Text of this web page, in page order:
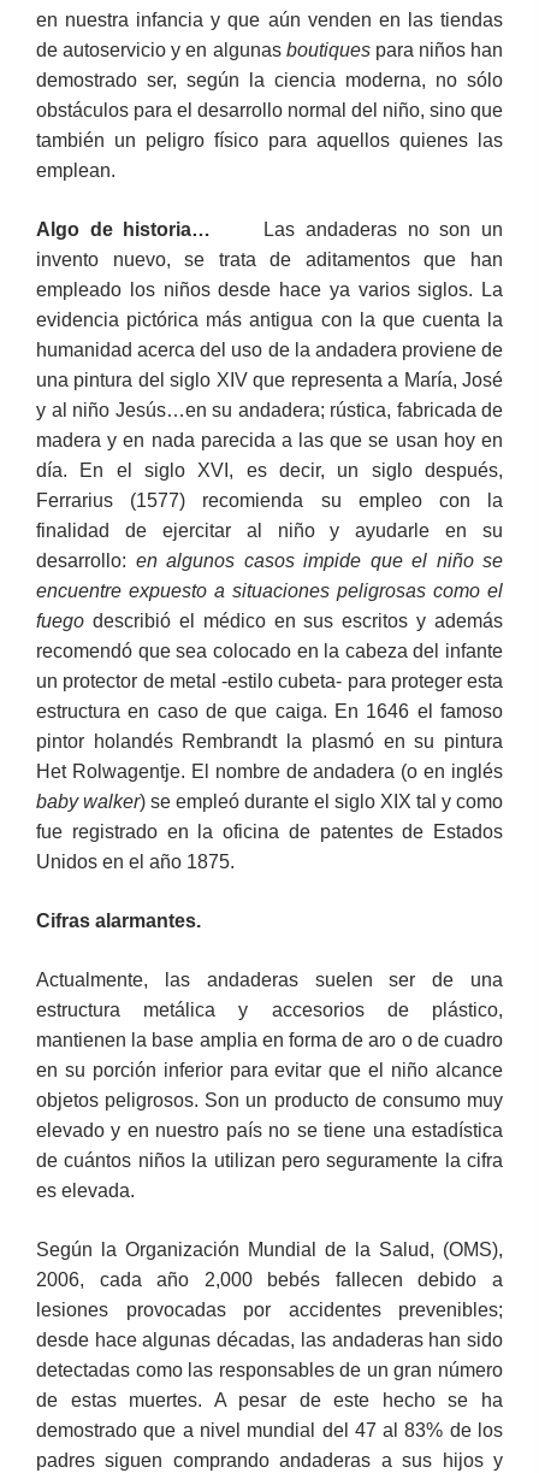
en nuestra infancia y que aún venden en las tiendas
de autoservicio y en algunasboutiquespara niños han
demostrado ser, según la ciencia moderna, no sólo
obstáculos para el desarrollo normal del niño, sino que
también un peligro físico para aquellos quienes las
emplean.
Algo de historia…
Las andaderas no son un
invento nuevo, se trata de aditamentos que han
empleado los niños desde hace ya varios siglos. La
evidencia pictórica más antigua con la que cuenta la
humanidad acerca del uso de la andadera proviene de
una pintura del siglo XIV que representa a María, José
y al niño Jesús…en su andadera; rústica, fabricada de
madera y en nada parecida a las que se usan hoy en
día. En el siglo XVI, es decir, un siglo después,
Ferrarius (1577) recomienda su empleo con la
finalidad de ejercitar al niño y ayudarle en su
desarrollo: en algunos casos impide que el niño se
encuentre expuesto a situaciones peligrosas como el
fuego describió el médico en sus escritos y además
recomendó que sea colocado en la cabeza del infante
un protector de metal -estilo cubeta- para proteger esta
estructura en caso de que caiga. En 1646 el famoso
pintor holandés Rembrandt la plasmó en su pintura
Het Rolwagentje. El nombre de andadera (o en inglés
baby walker) se empleó durante el siglo XIX tal y como
fue registrado en la oficina de patentes de Estados
Unidos en el año 1875.
Cifras alarmantes.
Actualmente, las andaderas suelen ser de una
estructura metálica y accesorios de plástico,
mantienen la base amplia en forma de aro o de cuadro
en su porción inferior para evitar que el niño alcance
objetos peligrosos. Son un producto de consumo muy
elevado y en nuestro país no se tiene una estadística
de cuántos niños la utilizan pero seguramente la cifra
es elevada.
Según la Organización Mundial de la Salud, (OMS),
2006, cada año 2,000 bebés fallecen debido a
lesiones provocadas por accidentes prevenibles;
desde hace algunas décadas, las andaderas han sido
detectadas como las responsables de un gran número
de estas muertes. A pesar de este hecho se ha
demostrado que a nivel mundial del 47 al 83% de los
padres siguen comprando andaderas a sus hijos y